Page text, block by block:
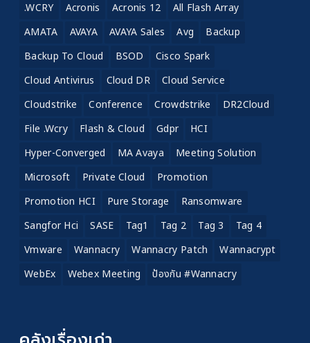
.WCRY Acronis Acronis 12
All Flash Array
AMATA
AVAYA AVAYA Sales Avg
Backup
Backup To Cloud
BSOD
Cisco Spark
Cloud Antivirus
Cloud DR
Cloud Service
Cloudstrike
Conference Crowdstrike
DR2Cloud
File .wcry
Flash & Cloud Gdpr
HCI
Hyper-Converged
MA Avaya
Meeting Solution
Microsoft
Private Cloud
Promotion
Promotion HCI
Pure Storage
Ransomware
Sangfor Hci
SASE Tag1 Tag 2 Tag 3
Tag 4
Vmware
Wannacry Wannacry Patch
Wannacrypt
WebEx
Webex Meeting ป้องกัน #wannacry